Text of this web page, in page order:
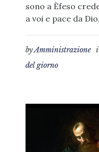
sono a Èfeso
a voi e pace da
byAmministrazione
del giorno